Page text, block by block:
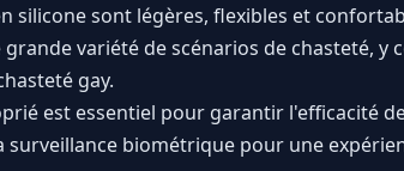
silicone sont légères, flexibles et
grande variété de scénarios de chasteté,
gay.
est essentiel pour garantir l'efficacité
surveillance biométrique pour une